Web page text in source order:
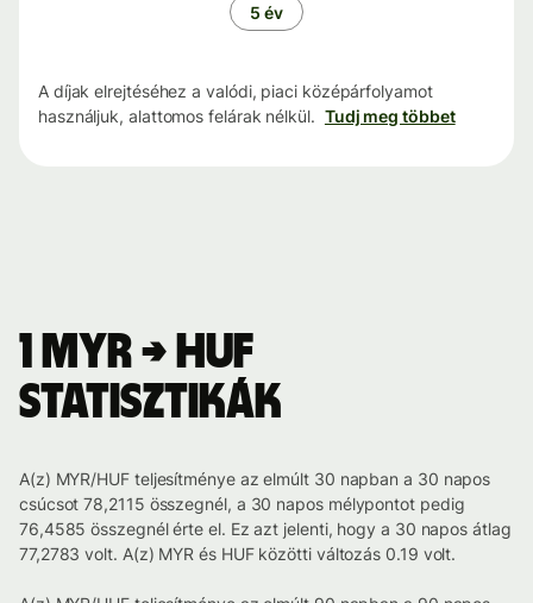
5 év
A díjak elrejtéséhez a valódi, piaci középárfolyamot
használjuk, alattomos felárak nélkül. Tudj meg többet
1 MYR → HUF
statisztikák
A(z) MYR/HUF teljesítménye az elmúlt 30 napban a 30 napos
csúcsot 78,2115 összegnél, a 30 napos mélypontot pedig
76,4585 összegnél érte el. Ez azt jelenti, hogy a 30 napos átlag
77,2783 volt. A(z) MYR és HUF közötti változás 0.19 volt.